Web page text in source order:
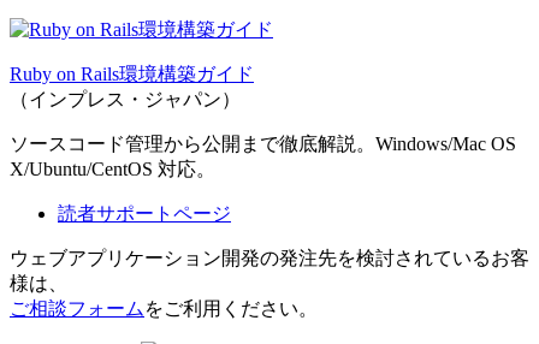
Ruby on Rails環境構築ガイド
（インプレス・ジャパン）
ソースコード管理から公開まで徹底解説。Windows/Mac OS
X/Ubuntu/CentOS 対応。
読者サポートページ
ウェブアプリケーション開発の発注先を検討されているお客
様は、
ご相談フォーム をご利用ください。